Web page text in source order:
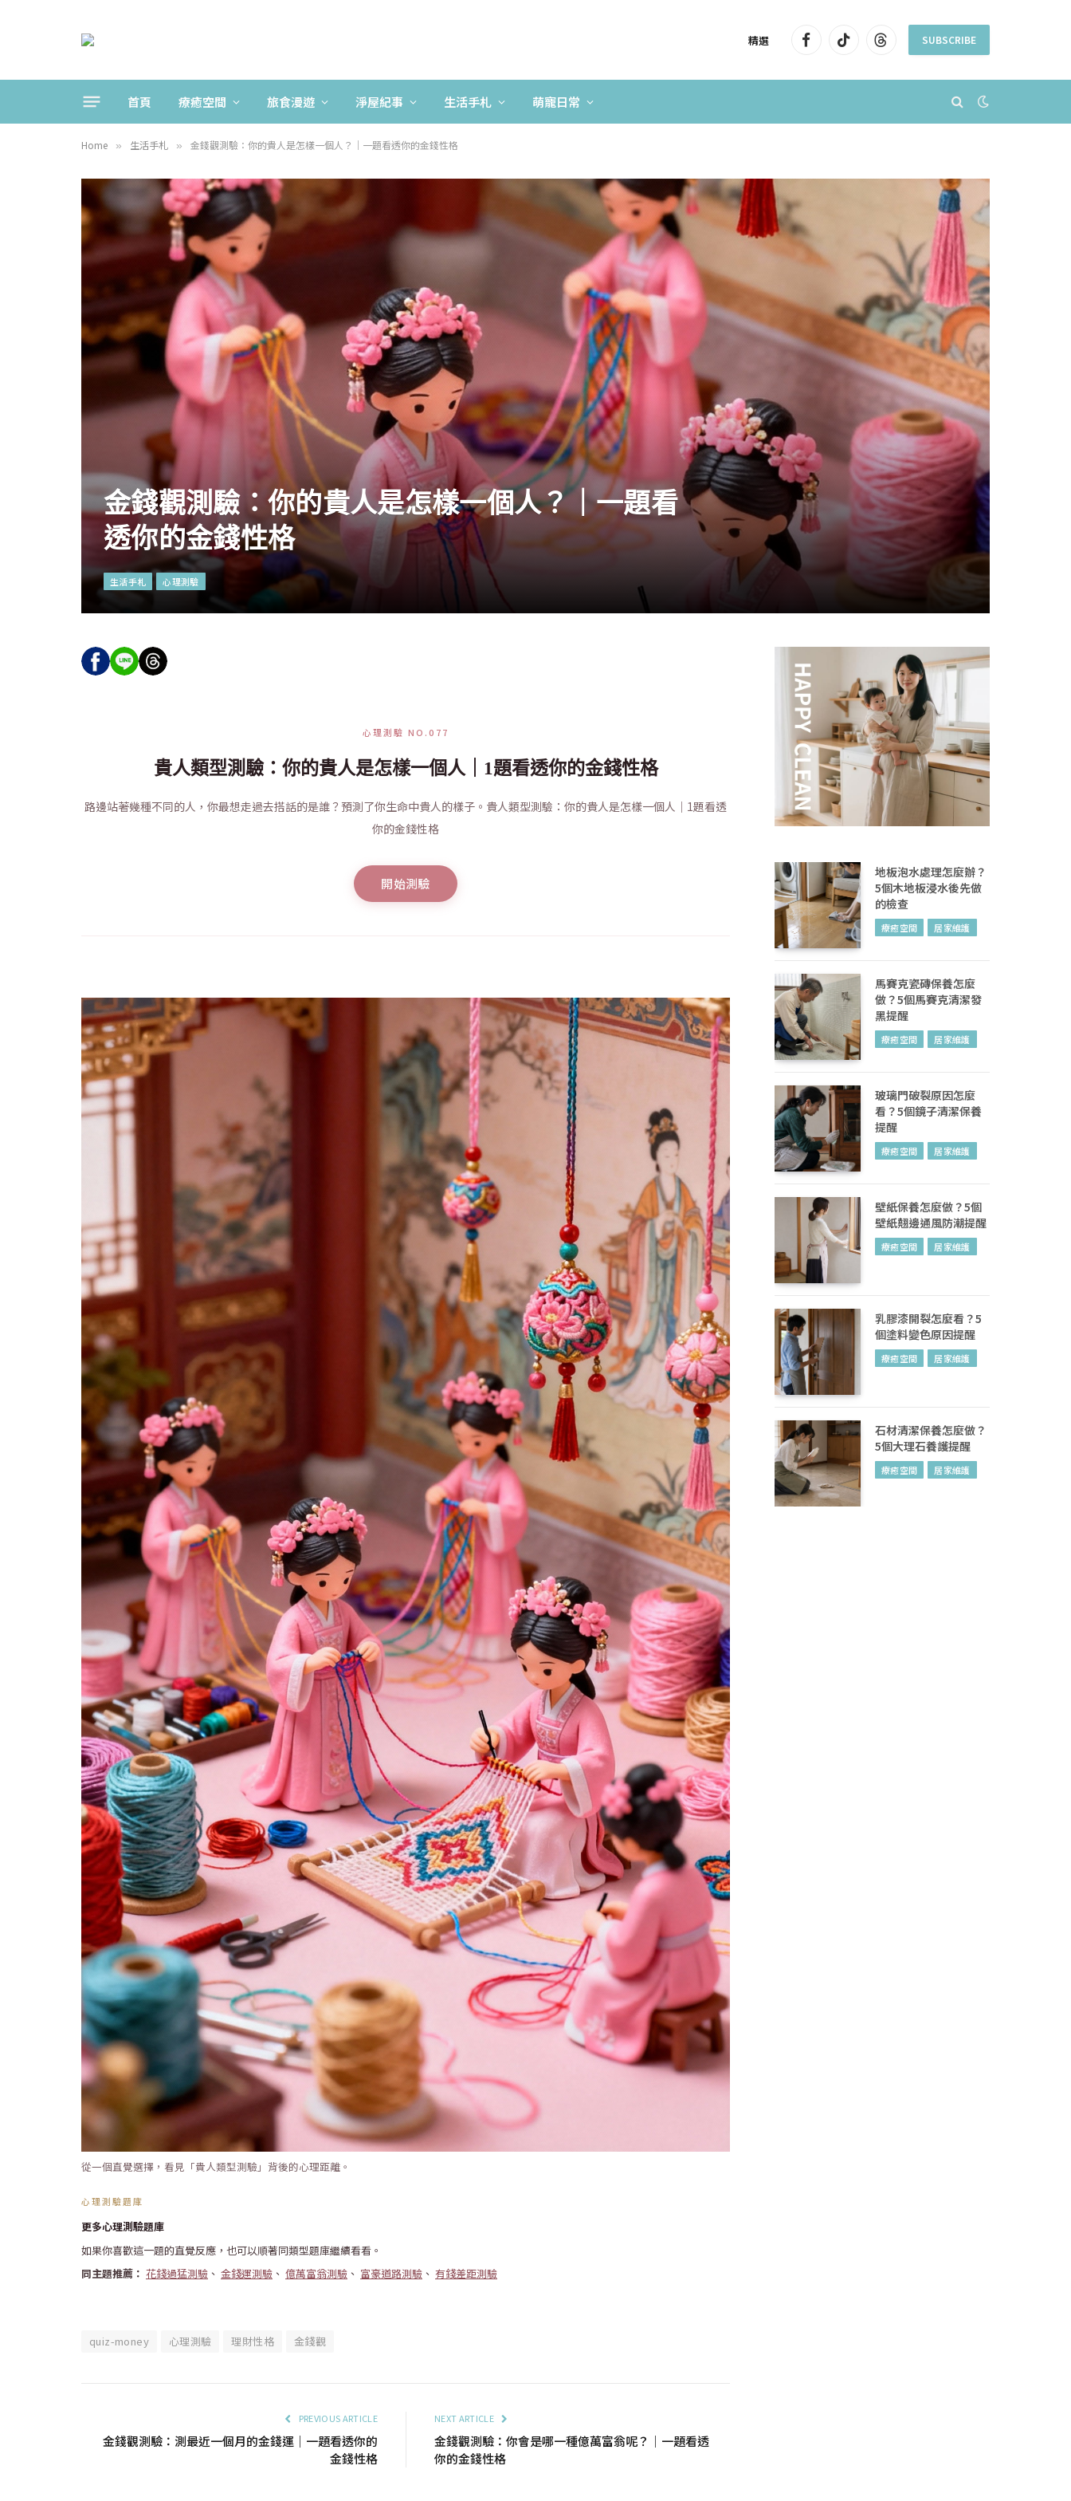
精選 FacebookTikTokThreadsSUBSCRIBE
首頁 療癒空間 旅食漫遊 淨屋紀事 生活手札 萌寵日常
Home » 生活手札 » 金錢觀測驗：你的貴人是怎樣一個人？｜一題看透你的金錢性格
金錢觀測驗：你的貴人是怎樣一個人？｜一題看
透你的金錢性格
生活手札 心理測驗
心理測驗 NO.077
貴人類型測驗：你的貴人是怎樣一個人｜1題看透你的金錢性格
路邊站著幾種不同的人，你最想走過去搭話的是誰？預測了你生命中貴人的樣子。貴人類型測驗：你的貴人是怎樣一個人｜1題看透
你的金錢性格
開始測驗
分享 FACEBOOK 傳送 LINE
從一個直覺選擇，看見「貴人類型測驗」背後的心理距離。
心理測驗題庫
更多心理測驗題庫
如果你喜歡這一題的直覺反應，也可以順著同類型題庫繼續看看。
同主題推薦： 花錢過猛測驗 、 金錢運測驗 、 億萬富翁測驗 、 富豪道路測驗 、 有錢差距測驗
quiz-money 心理測驗 理財性格 金錢觀
PREVIOUS ARTICLE
金錢觀測驗：測最近一個月的金錢運｜一題看透你的
金錢性格
NEXT ARTICLE
金錢觀測驗：你會是哪一種億萬富翁呢？｜一題看透
你的金錢性格
地板泡水處理怎麼辦？
5個木地板浸水後先做
的檢查
療癒空間 居家維護
馬賽克瓷磚保養怎麼
做？5個馬賽克清潔發
黑提醒
療癒空間 居家維護
玻璃門破裂原因怎麼
看？5個鏡子清潔保養
提醒
療癒空間 居家維護
壁紙保養怎麼做？5個
壁紙翹邊通風防潮提醒
療癒空間 居家維護
乳膠漆開裂怎麼看？5
個塗料變色原因提醒
療癒空間 居家維護
石材清潔保養怎麼做？
5個大理石養護提醒
療癒空間 居家維護